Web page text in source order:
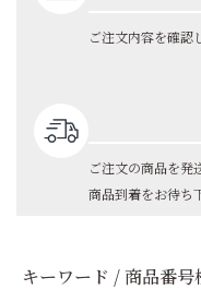
ご注文内容を確認
ご注文の商品を発
商品到着をお待ち
キーワード / 商品番号